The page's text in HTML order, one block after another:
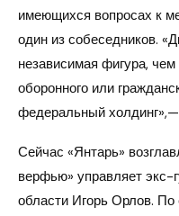
имеющихся вопросах к
один из собеседников.
независимая фигура,
оборонного или
федеральный холдинг»,—
Сейчас «Янтарь»
верфью» управляет экс-
области Игорь Орлов. По